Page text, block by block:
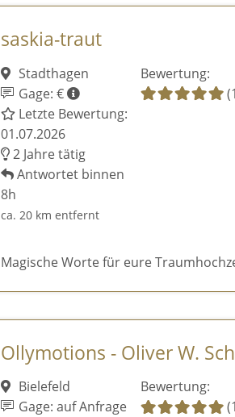
saskia-traut
Stadthagen
Gage: €
Letzte Bewertung:
01.07.2026
2 Jahre tätig
Antwortet binnen
8h
ca. 20 km entfernt
Bewertung:
Magische Worte für eure
Ollymotions - Oliver W.
Bielefeld
Gage: auf Anfrage
Bewertung: